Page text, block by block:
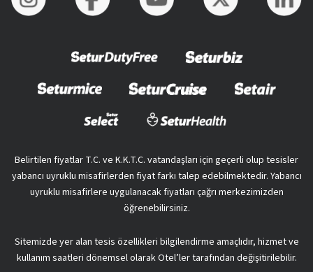
Belirtilen fiyatlar T.C. ve K.K.T.C. vatandaşları için geçerli olup tesisler
yabancı uyruklu misafirlerden fiyat farkı talep edebilmektedir. Yabancı
uyruklu misafirlere uygulanacak fiyatları çağrı merkezimizden
öğrenebilirsiniz.
Sitemizde yer alan tesis özellikleri bilgilendirme amaçlıdır, hizmet ve
kullanım saatleri dönemsel olarak Otel’ler tarafından değişitirilebilir.